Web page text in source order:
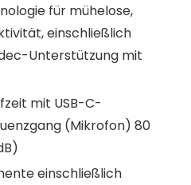
für mühelose,
einschließlich
Unterstützung mit
mit USB-C-
(Mikrofon) 80
einschließlich